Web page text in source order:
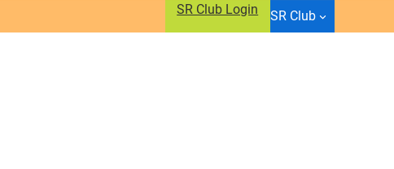
SR Club Login SR Club